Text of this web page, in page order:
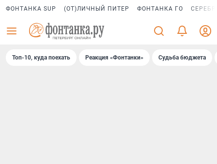
ФОНТАНКА SUP (ОТ)ЛИЧНЫЙ ПИТЕР ФОНТАНКА ГО
Топ-10, куда поехать Реакция «Фонтанки» Судьба бюджета